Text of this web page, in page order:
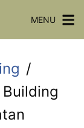
MENU